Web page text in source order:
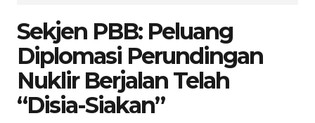
Sekjen PBB: Peluang
Diplomasi Perundingan
Nuklir Berjalan Telah
“disia-Siakan”